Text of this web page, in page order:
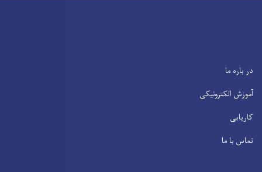
در باره ما
آموزش الکترونیکی
کاریابی
تماس با ما